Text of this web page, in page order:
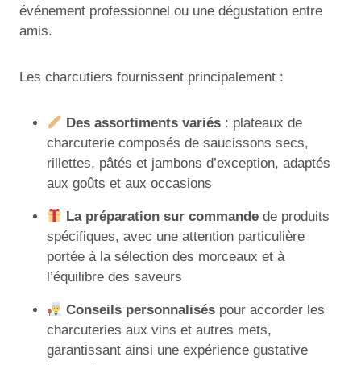
événement professionnel ou une dégustation entre
amis.
Les charcutiers fournissent principalement :
Des assortiments variés : plateaux de
charcuterie composés de saucissons secs,
rillettes, pâtés et jambons d’exception, adaptés
aux goûts et aux occasions
La préparation sur commande de produits
spécifiques, avec une attention particulière
portée à la sélection des morceaux et à
l’équilibre des saveurs
Conseils personnalisés pour accorder les
charcuteries aux vins et autres mets,
garantissant ainsi une expérience gustative